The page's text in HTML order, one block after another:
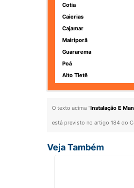
Cotia
Caierias
Cajamar
Mairiporã
Guararema
Poá
Alto Tietê
O texto acima "Instalação E
está previsto no artigo 184 do
Veja Também